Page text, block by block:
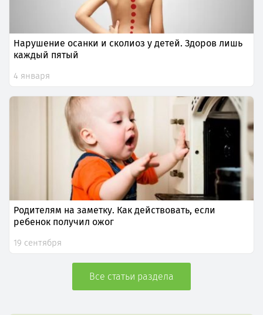
Нарушение осанки и сколиоз у детей. Здоров лишь
каждый пятый
4 января
Родителям на заметку. Как действовать, если
ребенок получил ожог
19 сентября
Все статьи раздела